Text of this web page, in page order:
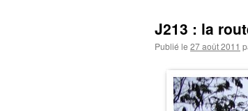
J213 : la
Publié le 27 août 2011